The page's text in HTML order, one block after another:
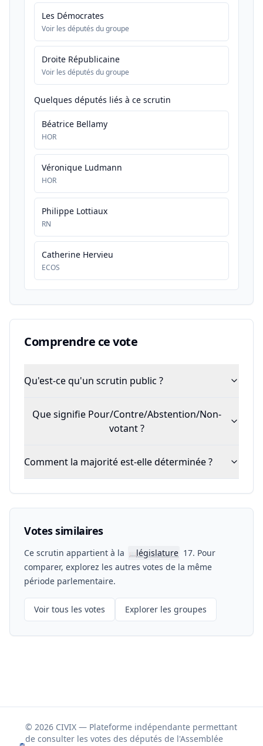
Les Démocrates
Voir les députés du groupe
Droite Républicaine
Voir les députés du groupe
Quelques députés liés à ce scrutin
Béatrice Bellamy
HOR
Véronique Ludmann
HOR
Philippe Lottiaux
RN
Catherine Hervieu
ECOS
Comprendre ce vote
Qu'est-ce qu'un scrutin public ?
Que signifie Pour/Contre/Abstention/Non-
votant ?
Comment la majorité est-elle déterminée ?
Votes similaires
Ce scrutin appartient à la 📖législature 17. Pour
comparer, explorez les autres votes de la même
période parlementaire.
Voir tous les votes Explorer les groupes
© 2026 CIVIX — Plateforme indépendante permettant
de consulter les votes des députés de l'Assemblée